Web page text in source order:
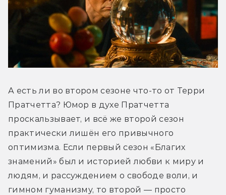
А есть ли во втором сезоне что-то от Терри
Пратчетта? Юмор в духе Пратчетта
проскальзывает, и всё же второй сезон
практически лишён его привычного
оптимизма. Если первый сезон «Благих
знамений» был и историей любви к миру и
людям, и рассуждением о свободе воли, и
гимном гуманизму, то второй — просто